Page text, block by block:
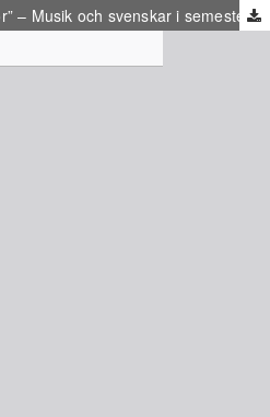
”Knocking on heavens door” – Musik och svenskar i semesterparadiset Gran Canaria